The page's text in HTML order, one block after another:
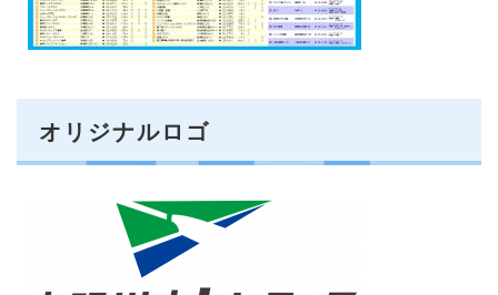
オリジナルロゴ